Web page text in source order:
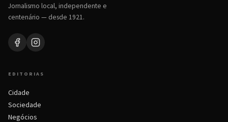
Jornalismo local, independente e
centenário — desde 1921.
EDITORIAS
Cidade
Sociedade
Negócios